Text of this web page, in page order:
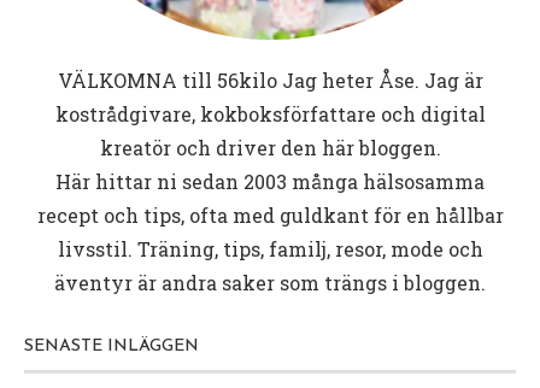
VÄLKOMNA till 56kiloJag heter Åse. Jag är
kostrådgivare, kokboksförfattare och digital
kreatör och driver den här bloggen.
Här hittar ni sedan 2003 många hälsosamma
recept och tips, ofta med guldkant för en hållbar
livsstil. Träning, tips, familj, resor, mode och
äventyr är andra saker som trängs i bloggen.
SENASTE INLÄGGEN